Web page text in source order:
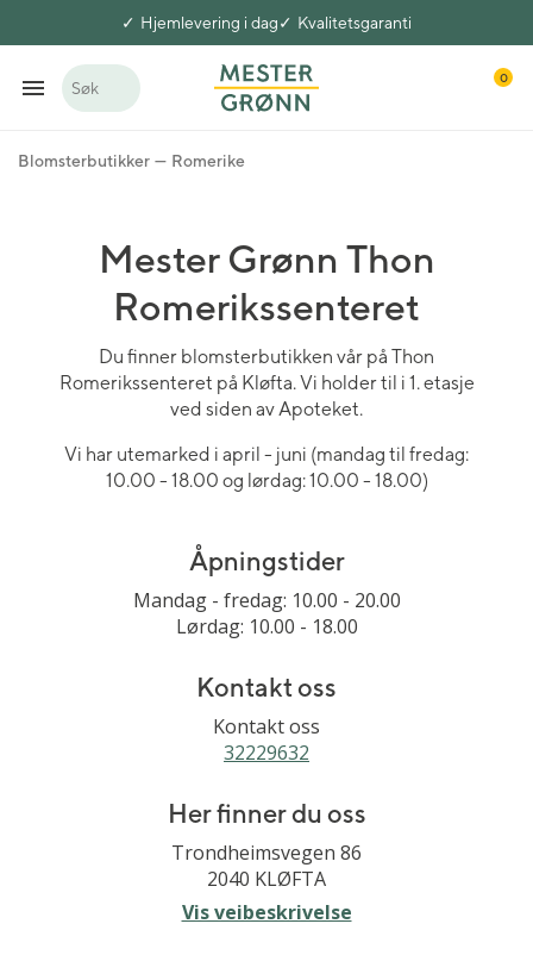
Hjemlevering i dag Kvalitetsgaranti
Søk
0
Blomsterbutikker Romerike
Mester Grønn Thon
Romerikssenteret
Du finner blomsterbutikken vår på Thon
Romerikssenteret på Kløfta. Vi holder til i 1. etasje
ved siden av Apoteket.
Vi har utemarked i april - juni (mandag til fredag:
10.00 - 18.00 og lørdag: 10.00 - 18.00)
Åpningstider
Mandag - fredag: 10.00 - 20.00
Lørdag: 10.00 - 18.00
Kontakt oss
Kontakt oss
32229632
Her finner du oss
Trondheimsvegen 86
2040 KLØFTA
Vis veibeskrivelse